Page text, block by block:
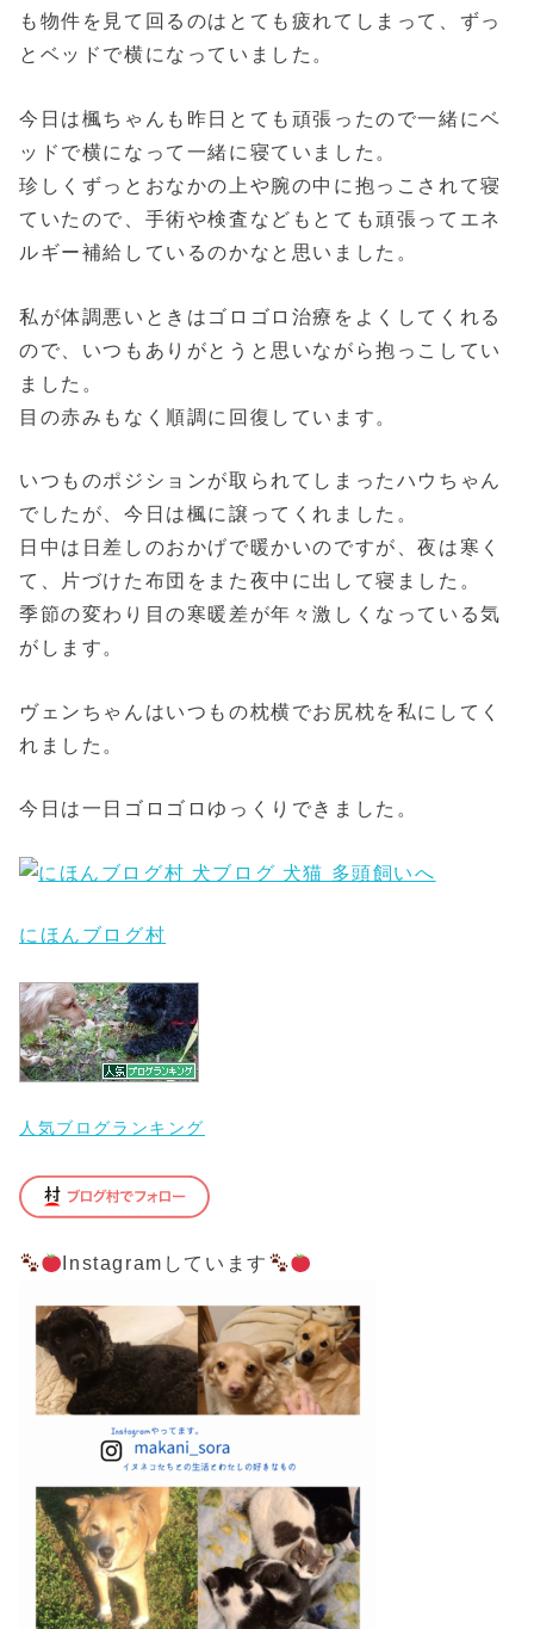
も物件を見て回るのはとても疲れてしまって、ずっ
とベッドで横になっていました。
今日は楓ちゃんも昨日とても頑張ったので一緒にベ
ッドで横になって一緒に寝ていました。
珍しくずっとおなかの上や腕の中に抱っこされて寝
ていたので、手術や検査などもとても頑張ってエネ
ルギー補給しているのかなと思いました。
私が体調悪いときはゴロゴロ治療をよくしてくれる
ので、いつもありがとうと思いながら抱っこしてい
ました。
目の赤みもなく順調に回復しています。
いつものポジションが取られてしまったハウちゃん
でしたが、今日は楓に譲ってくれました。
日中は日差しのおかげで暖かいのですが、夜は寒く
て、片づけた布団をまた夜中に出して寝ました。
季節の変わり目の寒暖差が年々激しくなっている気
がします。
ヴェンちゃんはいつもの枕横でお尻枕を私にしてく
れました。
今日は一日ゴロゴロゆっくりできました。
にほんブログ村
人気ブログランキング
Instagramしています